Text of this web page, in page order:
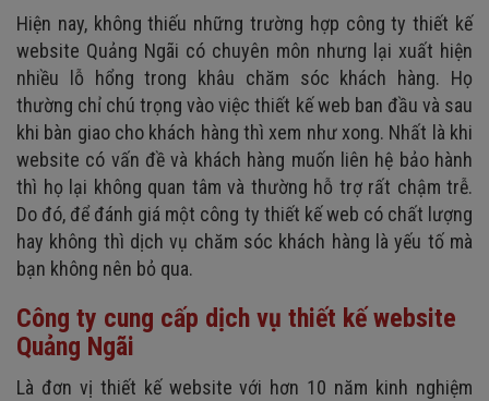
Hiện nay, không thiếu những trường hợp công ty thiết kế
website Quảng Ngãi có chuyên môn nhưng lại xuất hiện
nhiều lỗ hổng trong khâu chăm sóc khách hàng. Họ
thường chỉ chú trọng vào việc thiết kế web ban đầu và sau
khi bàn giao cho khách hàng thì xem như xong. Nhất là khi
website có vấn đề và khách hàng muốn liên hệ bảo hành
thì họ lại không quan tâm và thường hỗ trợ rất chậm trễ.
Do đó, để đánh giá một công ty thiết kế web có chất lượng
hay không thì dịch vụ chăm sóc khách hàng là yếu tố mà
bạn không nên bỏ qua.
Công ty cung cấp dịch vụ thiết kế website
Quảng Ngãi
Là đơn vị thiết kế website với hơn 10 năm kinh nghiệm